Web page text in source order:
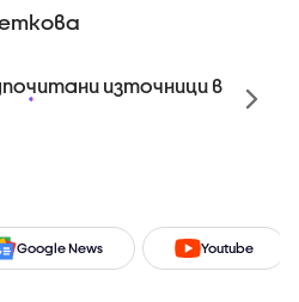
източници в
Google News Youtube